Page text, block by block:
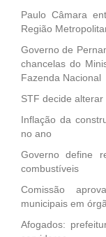
Paulo Câmara
Região
Governo de
chancelas do
Fazenda Nacional
STF decide
Inflação da
no ano
Governo define
combustíveis
Comissão
municipais em
Afogados: